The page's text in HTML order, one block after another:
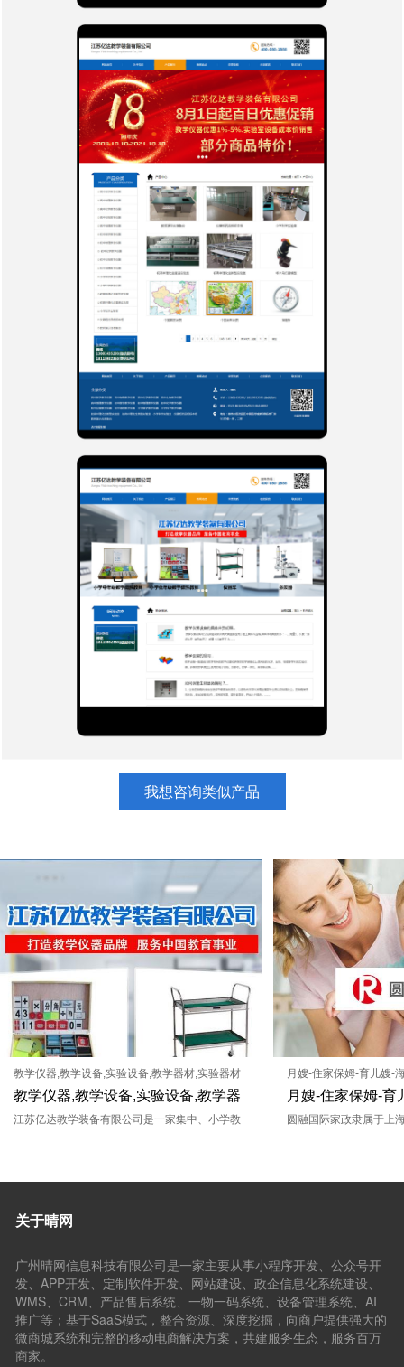
我想咨询类似产品
教学仪器,教学设备,实验设备,教学器材,实验器材
江苏亿达教学装备有限公司
教学仪器,教学设备,实验设备,教学器
材,实验器材江苏亿达教学装备有限公
江苏亿达教学装备有限公司是一家集中、小学教
金5669万元。我公司是中国教育装备行业协会会
率先通过ISO9001-2008质量管理体系认证、ISO
01职业健康安全管理体系认证、GB/T27922-201
1售后服务认证。
月嫂-住家保姆-育儿嫂-
平台
月嫂-住家保姆-育
式管家服务平台
圆融国际家政隶属于上
政服务师，涉外家政，
高端家政服务提供商”
信用评级、培训教育四
变人们对传统家政的认
系。 圆融自成立以来，
关于晴网
广州晴网信息科技有限公司是一家主要从事小程序开发、公众号开
发、APP开发、定制软件开发、网站建设、政企信息化系统建设、
WMS、CRM、产品售后系统、一物一码系统、设备管理系统、AI
推广等；基于SaaS模式，整合资源、深度挖掘，向商户提供强大的
微商城系统和完整的移动电商解决方案，共建服务生态，服务百万
商家。